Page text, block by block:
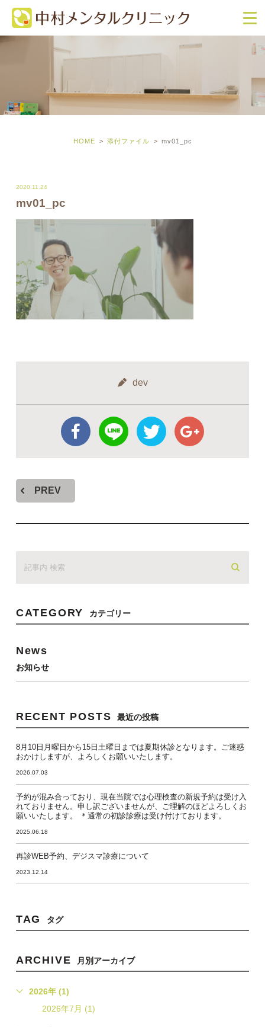
HOME 添付ファイル mv01_pc
2020.11.24
mv01_pc
dev
PREV
CATEGORY カテゴリー
News
お知らせ
RECENT POSTS 最近の投稿
8月10日月曜日から15日土曜日までは夏期休診となります。ご迷惑
おかけしますが、よろしくお願いいたします。
2026.07.03
予約が混み合っており、現在当院では心理検査の新規予約は受け入
れておりません。申し訳ございませんが、ご理解のほどよろしくお
願いいたします。 ＊通常の初診診療は受け付けております。
2025.06.18
再診WEB予約、デジスマ診療について
2023.12.14
TAG タグ
ARCHIVE 月別アーカイブ
2026年 (1)
2026年7月 (1)